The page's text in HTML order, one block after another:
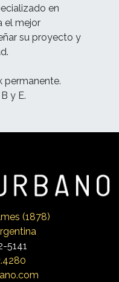
en
el mejor
su proyecto y
permanente.
y E.
(1878)
5141